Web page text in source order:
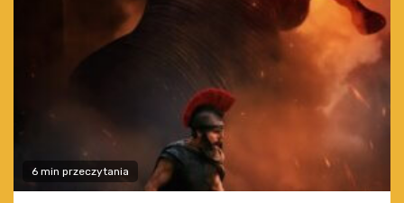
6 min przeczytania